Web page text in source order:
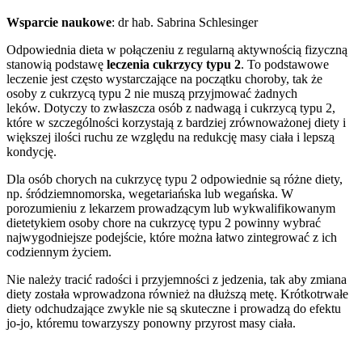
Wsparcie naukowe: dr hab. Sabrina Schlesinger
Odpowiednia dieta w połączeniu z regularną aktywnością fizyczną
stanowią podstawę leczenia cukrzycy typu 2. To podstawowe
leczenie jest często wystarczające na początku choroby, tak że
osoby z cukrzycą typu 2 nie muszą przyjmować żadnych
leków. Dotyczy to zwłaszcza osób z nadwagą i cukrzycą typu 2,
które w szczególności korzystają z bardziej zrównoważonej diety i
większej ilości ruchu ze względu na redukcję masy ciała i lepszą
kondycję.
Dla osób chorych na cukrzycę typu 2 odpowiednie są różne diety,
np. śródziemnomorska, wegetariańska lub wegańska. W
porozumieniu z lekarzem prowadzącym lub wykwalifikowanym
dietetykiem osoby chore na cukrzycę typu 2 powinny wybrać
najwygodniejsze podejście, które można łatwo zintegrować z ich
codziennym życiem.
Nie należy tracić radości i przyjemności z jedzenia, tak aby zmiana
diety została wprowadzona również na dłuższą metę. Krótkotrwałe
diety odchudzające zwykle nie są skuteczne i prowadzą do efektu
jo-jo, któremu towarzyszy ponowny przyrost masy ciała.